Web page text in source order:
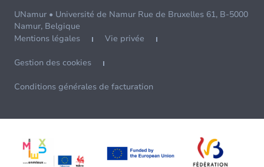
UNamur • Université de Namur Rue de Bruxelles 61, B-5000
Namur, Belgique
Mentions légales
Vie privée
Gestion des cookies
Conditions générales de facturation